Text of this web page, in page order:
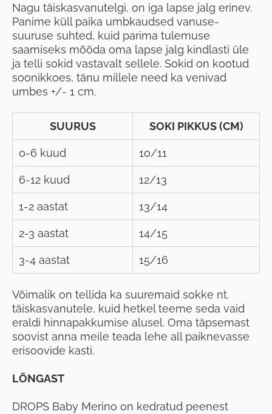
Nagu täiskasvanutelgi, on iga lapse jalg erinev.
Panime küll paika umbkaudsed vanuse-
suuruse suhted, kuid parima tulemuse
saamiseks mõõda oma lapse jalg kindlasti üle
ja telli sokid vastavalt sellele. Sokid on kootud
soonikkoes, tänu millele need ka venivad
umbes +/- 1 cm.
SUURUS SOKI PIKKUS (CM)
0-6 kuud 1o/11
6-12 kuud 12/13
1-2 aastat 13/14
2-3 aastat 14/15
3-4 aastat 15/16
Võimalik on tellida ka suuremaid sokke nt.
täiskasvanutele, kuid hetkel teeme seda vaid
eraldi hinnapakkumise alusel. Oma täpsemast
soovist anna meile teada lehe all paiknevasse
erisoovide kasti.
LÕNGAST
DROPS Baby Merino on kedratud peenest